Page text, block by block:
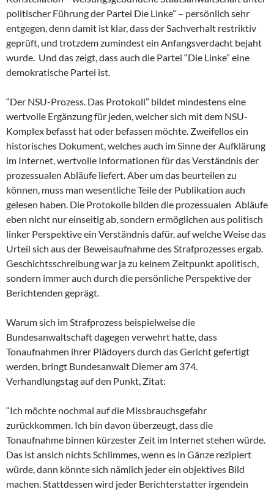
politischer Führung der Partei Die Linke” – persönlich sehr
entgegen, denn damit ist klar, dass der Sachverhalt restriktiv
geprüft, und trotzdem zumindest ein Anfangsverdacht bejaht
wurde. Und das zeigt, dass auch die Partei “Die Linke” eine
demokratische Partei ist.
“Der NSU-Prozess. Das Protokoll” bildet mindestens eine
wertvolle Ergänzung für jeden, welcher sich mit dem NSU-
Komplex befasst hat oder befassen möchte. Zweifellos ein
historisches Dokument, welches auch im Sinne der Aufklärung
im Internet, wertvolle Informationen für das Verständnis der
prozessualen Abläufe liefert. Aber um das beurteilen zu
können, muss man wesentliche Teile der Publikation auch
gelesen haben. Die Protokolle bilden die prozessualen Abläufe
eben nicht nur einseitig ab, sondern ermöglichen aus politisch
linker Perspektive ein Verständnis dafür, auf welche Weise das
Urteil sich aus der Beweisaufnahme des Strafprozesses ergab.
Geschichtsschreibung war ja zu keinem Zeitpunkt apolitisch,
sondern immer auch durch die persönliche Perspektive der
Berichtenden geprägt.
Warum sich im Strafprozess beispielweise die
Bundesanwaltschaft dagegen verwehrt hatte, dass
Tonaufnahmen ihrer Plädoyers durch das Gericht gefertigt
werden, bringt Bundesanwalt Diemer am 374.
Verhandlungstag auf den Punkt, Zitat:
“Ich möchte nochmal auf die Missbrauchsgefahr
zurückkommen. Ich bin davon überzeugt, dass die
Tonaufnahme binnen kürzester Zeit im Internet stehen würde.
Das ist ansich nichts Schlimmes, wenn es in Gänze rezipiert
würde, dann könnte sich nämlich jeder ein objektives Bild
machen. Stattdessen wird jeder Berichterstatter irgendein